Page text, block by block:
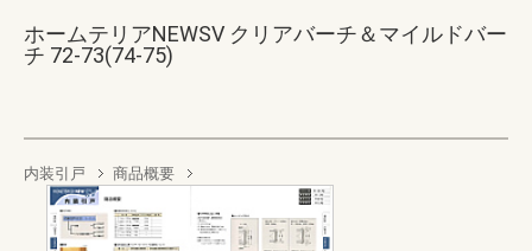
ホームテリアNEWSV クリアバーチ＆マイルドバー
チ 72-73(74-75)
内装引戸 商品概要